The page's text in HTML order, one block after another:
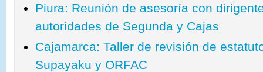
Piura: Reunión de asesoría con
autoridades de Segunda y Cajas
Cajamarca: Taller de revisión de
Supayaku y ORFAC